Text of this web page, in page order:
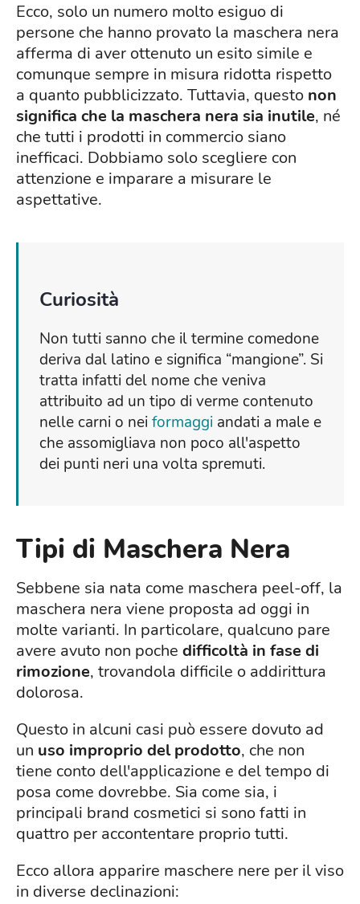
Ecco, solo un numero molto esiguo di
persone che hanno provato la maschera nera
afferma di aver ottenuto un esito simile e
comunque sempre in misura ridotta rispetto
a quanto pubblicizzato. Tuttavia, questo non
significa che la maschera nera sia inutile, né
che tutti i prodotti in commercio siano
inefficaci. Dobbiamo solo scegliere con
attenzione e imparare a misurare le
aspettative.
Curiosità
Non tutti sanno che il termine comedone
deriva dal latino e significa “mangione”. Si
tratta infatti del nome che veniva
attribuito ad un tipo di verme contenuto
nelle carni o nei formaggi andati a male e
che assomigliava non poco all'aspetto
dei punti neri una volta spremuti.
Tipi di Maschera Nera
Sebbene sia nata come maschera peel-off, la
maschera nera viene proposta ad oggi in
molte varianti. In particolare, qualcuno pare
avere avuto non poche difficoltà in fase di
rimozione, trovandola difficile o addirittura
dolorosa.
Questo in alcuni casi può essere dovuto ad
un uso improprio del prodotto, che non
tiene conto dell'applicazione e del tempo di
posa come dovrebbe. Sia come sia, i
principali brand cosmetici si sono fatti in
quattro per accontentare proprio tutti.
Ecco allora apparire maschere nere per il viso
in diverse declinazioni: